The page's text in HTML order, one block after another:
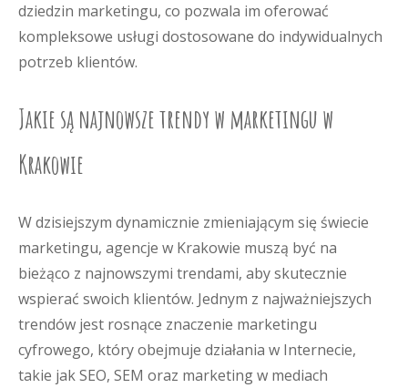
dziedzin marketingu, co pozwala im oferować
kompleksowe usługi dostosowane do indywidualnych
potrzeb klientów.
Jakie są najnowsze trendy w marketingu w
Krakowie
W dzisiejszym dynamicznie zmieniającym się świecie
marketingu, agencje w Krakowie muszą być na
bieżąco z najnowszymi trendami, aby skutecznie
wspierać swoich klientów. Jednym z najważniejszych
trendów jest rosnące znaczenie marketingu
cyfrowego, który obejmuje działania w Internecie,
takie jak SEO, SEM oraz marketing w mediach